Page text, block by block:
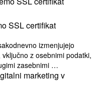
SSL certifikat
izmenjujejo
z osebnimi podatki,
zasebnimi …